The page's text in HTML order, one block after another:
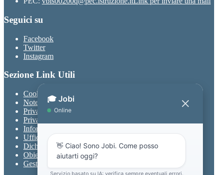
Seguici su
Facebook
Twitter
Instagram
Sezione Link Utili
Cookie policy
Note legali
Privacy
Privacy Policy
Informativa Privacy chatbot Jobi
Ufficio Relazioni con il Pubblico
Dichiarazione di accessibilità
Obiettivi di accessibilità
Gestione consensi cookie